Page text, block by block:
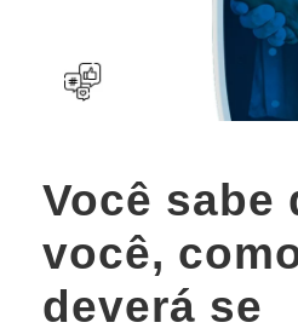
Você sabe
você,
deverá se